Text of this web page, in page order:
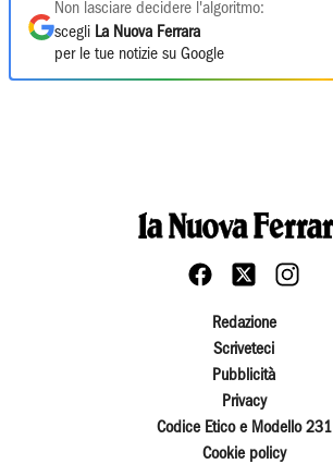
Non lasciare decidere l'algoritmo:
scegli La Nuova Ferrara
per le tue notizie su Google
Redazione
Scriveteci
Pubblicità
Privacy
Codice Etico e Modello 231
Cookie policy